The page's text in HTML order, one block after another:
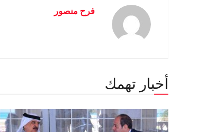
فرح منصور
أخبار تهمك